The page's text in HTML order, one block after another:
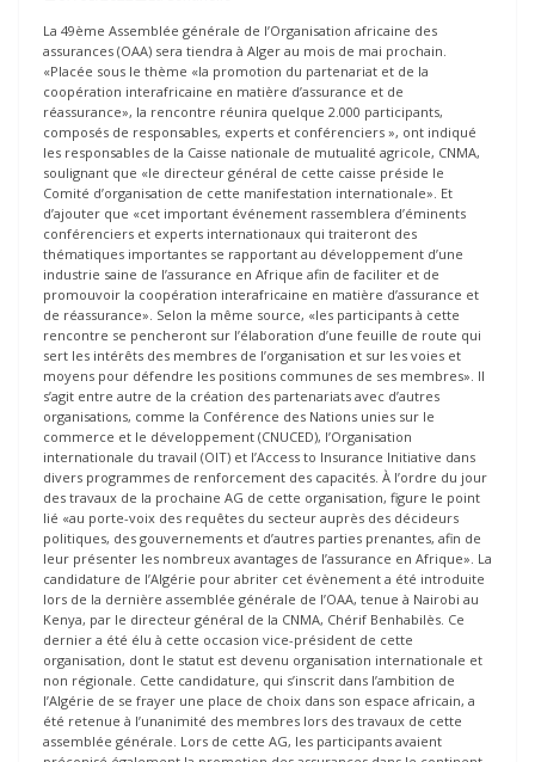
La 49ème Assemblée générale de l’Organisation africaine des
assurances (OAA) sera tiendra à Alger au mois de mai prochain.
«Placée sous le thème «la promotion du partenariat et de la
coopération interafricaine en matière d’assurance et de
réassurance», la rencontre réunira quelque 2.000 participants,
composés de responsables, experts et conférenciers », ont indiqué
les responsables de la Caisse nationale de mutualité agricole, CNMA,
soulignant que «le directeur général de cette caisse préside le
Comité d’organisation de cette manifestation internationale». Et
d’ajouter que «cet important événement rassemblera d’éminents
conférenciers et experts internationaux qui traiteront des
thématiques importantes se rapportant au développement d’une
industrie saine de l’assurance en Afrique afin de faciliter et de
promouvoir la coopération interafricaine en matière d’assurance et
de réassurance». Selon la même source, «les participants à cette
rencontre se pencheront sur l’élaboration d’une feuille de route qui
sert les intérêts des membres de l’organisation et sur les voies et
moyens pour défendre les positions communes de ses membres». Il
s’agit entre autre de la création des partenariats avec d’autres
organisations, comme la Conférence des Nations unies sur le
commerce et le développement (CNUCED), l’Organisation
internationale du travail (OIT) et l’Access to Insurance Initiative dans
divers programmes de renforcement des capacités. À l’ordre du jour
des travaux de la prochaine AG de cette organisation, figure le point
lié «au porte-voix des requêtes du secteur auprès des décideurs
politiques, des gouvernements et d’autres parties prenantes, afin de
leur présenter les nombreux avantages de l’assurance en Afrique». La
candidature de l’Algérie pour abriter cet évènement a été introduite
lors de la dernière assemblée générale de l’OAA, tenue à Nairobi au
Kenya, par le directeur général de la CNMA, Chérif Benhabilès. Ce
dernier a été élu à cette occasion vice-président de cette
organisation, dont le statut est devenu organisation internationale et
non régionale. Cette candidature, qui s’inscrit dans l’ambition de
l’Algérie de se frayer une place de choix dans son espace africain, a
été retenue à l’unanimité des membres lors des travaux de cette
assemblée générale. Lors de cette AG, les participants avaient